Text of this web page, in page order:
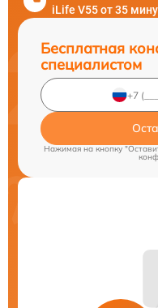
iLife V55 от 35
Бесплатная
специалистом
Нажимая на кнопку